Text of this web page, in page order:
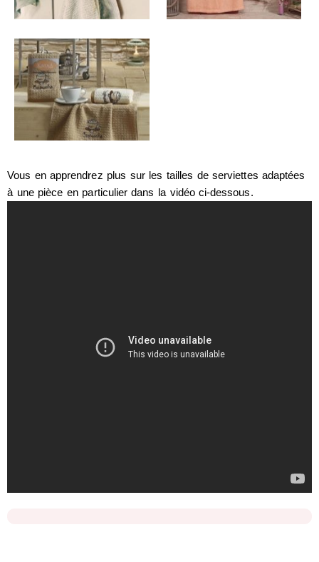
Vous en apprendrez plus sur les tailles de serviettes adaptées
à une pièce en particulier dans la vidéo ci-dessous.